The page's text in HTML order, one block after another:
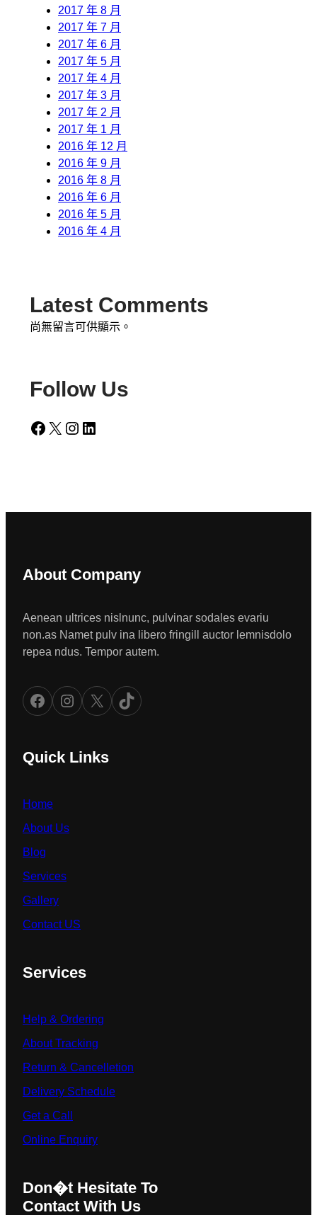
2017 年 8 月
2017 年 7 月
2017 年 6 月
2017 年 5 月
2017 年 4 月
2017 年 3 月
2017 年 2 月
2017 年 1 月
2016 年 12 月
2016 年 9 月
2016 年 8 月
2016 年 6 月
2016 年 5 月
2016 年 4 月
Latest Comments
尚無留言可供顯示。
Follow Us
Facebook X Instagram LinkedIn
About Company
Aenean ultrices nislnunc, pulvinar sodales evariu
non.as Namet pulv ina libero fringill auctor lemnisdolo
repea ndus. Tempor autem.
Facebook Instagram X TikTok
Quick Links
Home
About Us
Blog
Services
Gallery
Contact US
Services
Help & Ordering
About Tracking
Return & Cancelletion
Delivery Schedule
Get a Call
Online Enquiry
Don�t Hesitate To
Contact With Us